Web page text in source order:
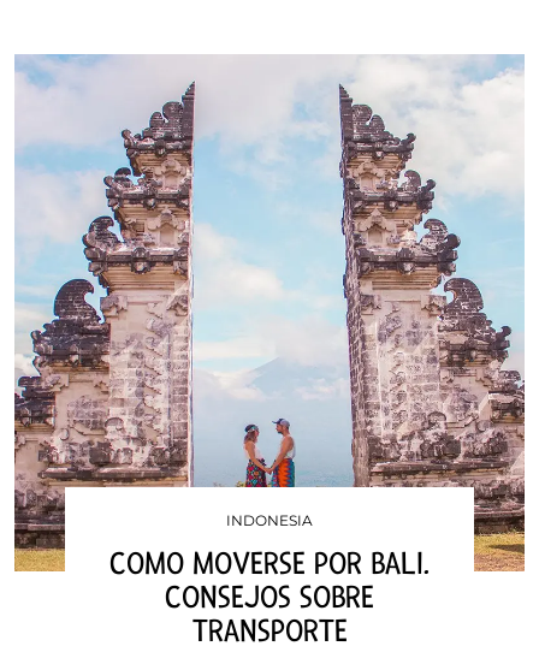
INDONESIA
COMO MOVERSE POR BALI.
CONSEJOS SOBRE
TRANSPORTE